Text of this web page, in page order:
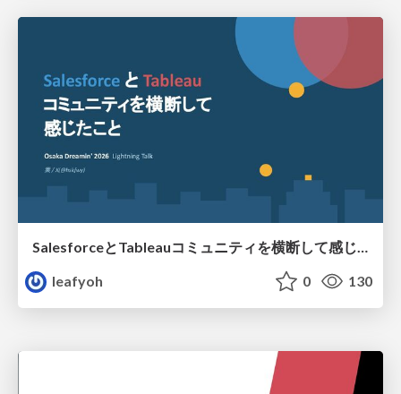
SalesforceとTableauコミュニティを横断して感じたこと（Osaka Dreamin）
leafyoh
0 130